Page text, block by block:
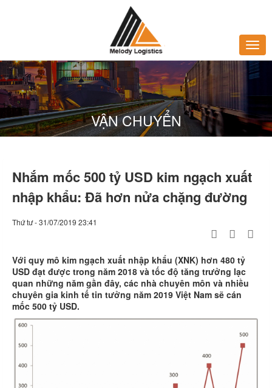
VẬN CHUYỂN
Nhắm mốc 500 tỷ USD kim ngạch xuất
nhập khẩu: Đã hơn nửa chặng đường
Thứ tư - 31/07/2019 23:41
Với quy mô kim ngạch xuất nhập khẩu (XNK) hơn 480 tỷ
USD đạt được trong năm 2018 và tốc độ tăng trưởng lạc
quan những năm gần đây, các nhà chuyên môn và nhiều
chuyên gia kinh tế tin tưởng năm 2019 Việt Nam sẽ cán
mốc 500 tỷ USD.